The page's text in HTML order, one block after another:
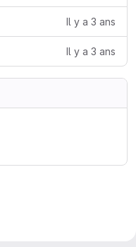
Il y a 3 ans
Il y a 3 ans